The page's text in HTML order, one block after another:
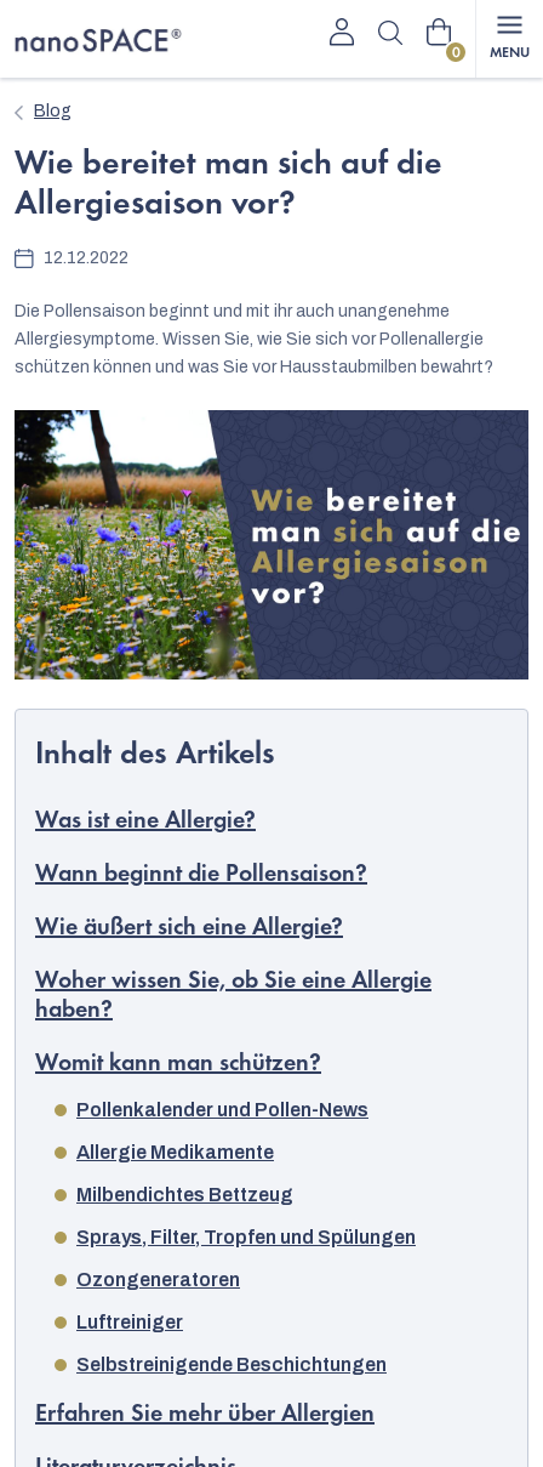
Inhalt
Warenkorb
Blog
Wie bereitet man sich auf die
Allergiesaison vor?
12.12.2022
Die Pollensaison beginnt und mit ihr auch unangenehme
Allergiesymptome. Wissen Sie, wie Sie sich vor Pollenallergie
schützen können und was Sie vor Hausstaubmilben bewahrt?
Was ist eine Allergie?
Wann beginnt die Pollensaison?
Wie äußert sich eine Allergie?
Woher wissen Sie, ob Sie eine Allergie
haben?
Womit kann man schützen?
Pollenkalender und Pollen-News
Allergie Medikamente
Milbendichtes Bettzeug
Sprays, Filter, Tropfen und Spülungen
Ozongeneratoren
Luftreiniger
Selbstreinigende Beschichtungen
Erfahren Sie mehr über Allergien